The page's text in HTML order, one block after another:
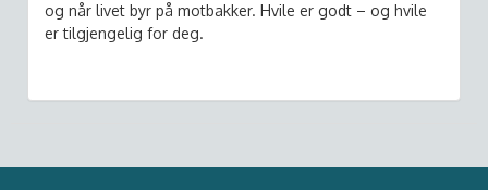
og når livet byr på motbakker. Hvile er godt – og hvile
er tilgjengelig for deg.